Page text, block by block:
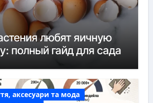
любят яичную
полный гайд для сада
аксесуари та мода